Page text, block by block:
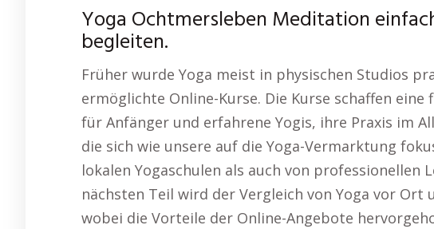
Yoga Ochtmersleben Meditation
begleiten.
Früher wurde Yoga meist in physischen Studios
ermöglichte Online-Kurse. Die Kurse schaffen
für Anfänger und erfahrene Yogis, ihre Praxis im
die sich wie unsere auf die Yoga-Vermarktung
lokalen Yogaschulen als auch von professionellen
nächsten Teil wird der Vergleich von Yoga vor Ort
wobei die Vorteile der Online-Angebote